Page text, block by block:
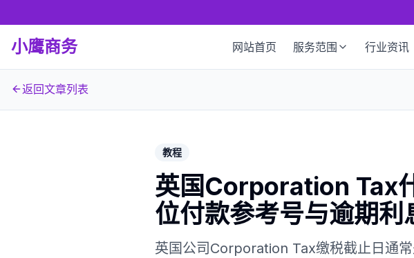
小鹰商务 网站首页 服务范围 行业资讯
返回文章列表
教程
英国Corporation Tax
位付款参考号与逾期利
英国公司Corporation Tax缴税截止日通